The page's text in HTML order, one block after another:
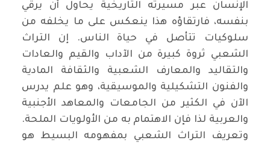
الإنسان عبر مسيرته التاريخية يحاول أن يرقي
بنفسه، فارتقاؤه هذا ينعكس على ما يخلفه من
سلوكيات تتأصل في حياة الناس. إن التراث
الشعبي ثروة كبيرة من الآداب والقيم والعادات
والتقاليد والمعارف الشعبية والثقافة المادية
والفنون التشكيلية والموسيقية، وهو علم يدرس
الآن في الكثير من الجامعات والمعاهد الأجنبية
والعربية لذا فإن الاهتمام به من الأولويات الملحة.
وتعريف التراث الشعبي بمفهومه البسيط هو